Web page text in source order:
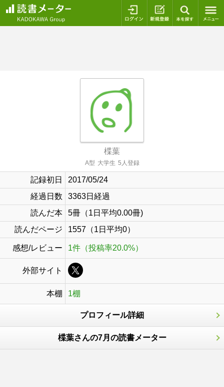
ログイン 新規登録
楪葉
A型 大学生 5人登録
記録初日
2017/05/24
経過日数
3363日経過
読んだ本
5冊（1日平均0.00冊)
読んだページ
1557（1日平均0）
感想/レビュー 1件（投稿率20.0%）
外部サイト
本棚 1棚
プロフィール詳細
楪葉さんの7月の読書メーター